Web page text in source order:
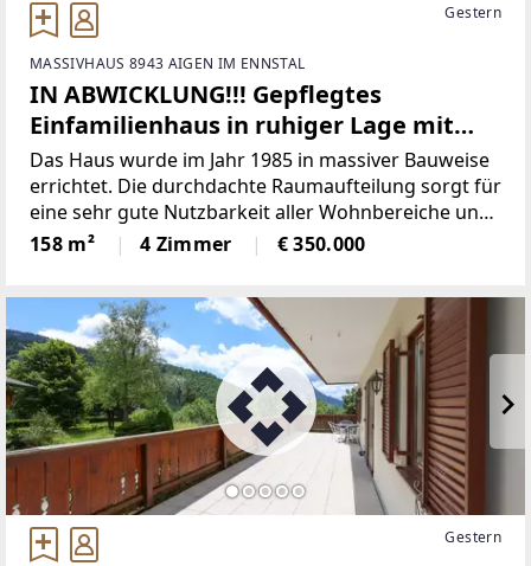
Gestern
MASSIVHAUS 8943 AIGEN IM ENNSTAL
IN ABWICKLUNG!!! Gepflegtes
Einfamilienhaus in ruhiger Lage mit
Bergblick
Das Haus wurde im Jahr 1985 in massiver Bauweise
errichtet. Die durchdachte Raumaufteilung sorgt für
eine sehr gute Nutzbarkeit aller Wohnbereiche und
schafft ein angenehmes Wohngefühl mit
ausreichend Platz für Familie und Gäste.Die
158 m² 4 Zimmer € 350.000
Gestern